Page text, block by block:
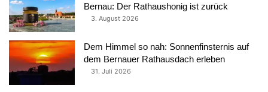
Bernau: Der Rathaushonig ist zurück
3. August 2026
Dem Himmel so nah: Sonnenfinsternis auf
dem Bernauer Rathausdach erleben
31. Juli 2026